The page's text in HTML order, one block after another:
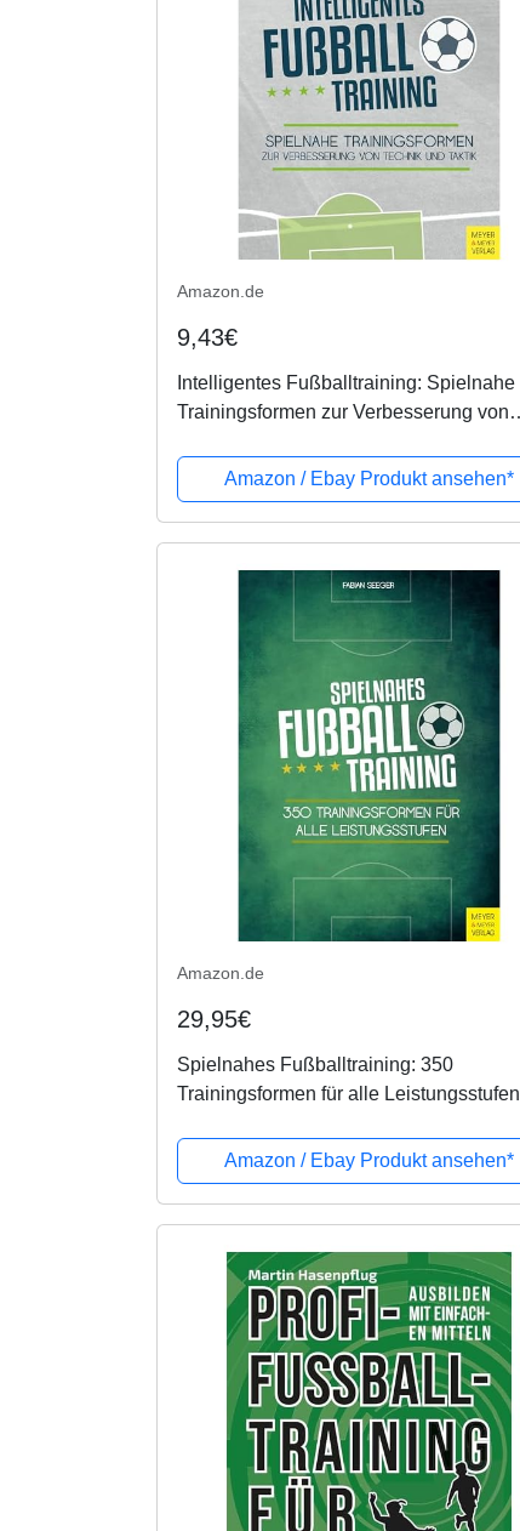
Amazon.de
9,43€
Intelligentes Fußballtraining: Spielnahe
Trainingsformen zur Verbesserung von
Amazon / Ebay Produkt ansehen*
Amazon.de
29,95€
Spielnahes Fußballtraining: 350
Trainingsformen für alle Leistungsstufen
Amazon / Ebay Produkt ansehen*